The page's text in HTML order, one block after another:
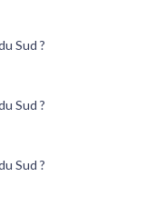
Sud ?
Sud ?
Sud ?